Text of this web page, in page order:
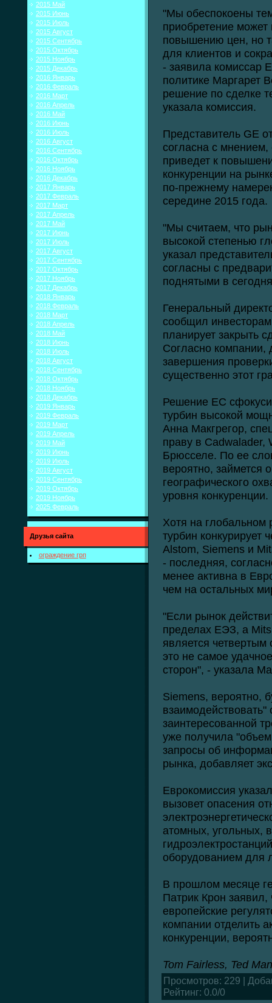
2015 Май
2015 Июнь
2015 Июль
2015 Август
2015 Сентябрь
2015 Октябрь
2015 Ноябрь
2015 Декабрь
2016 Январь
2016 Февраль
2016 Март
2016 Апрель
2016 Май
2016 Июнь
2016 Июль
2016 Август
2016 Сентябрь
2016 Октябрь
2016 Ноябрь
2016 Декабрь
2017 Январь
2017 Февраль
2017 Март
2017 Апрель
2017 Май
2017 Июнь
2017 Июль
2017 Август
2017 Сентябрь
2017 Октябрь
2017 Ноябрь
2017 Декабрь
2018 Январь
2018 Февраль
2018 Март
2018 Апрель
2018 Май
2018 Июнь
2018 Июль
2018 Август
2018 Сентябрь
2018 Октябрь
2018 Ноябрь
2018 Декабрь
2019 Январь
2019 Февраль
2019 Март
2019 Апрель
2019 Май
2019 Июнь
2019 Июль
2019 Август
2019 Сентябрь
2019 Октябрь
2019 Ноябрь
2025 Февраль
Друзья сайта
ограждение грп
"Мы обеспокоены
приобретение может
повышению цен, но
для клиентов и
- заявила комиссар
политике Маргарет
решение по сделке
указала комиссия.
Представитель GE
согласна с мнением,
приведет к
конкуренции на
по-прежнему
середине 2015 года.
"Мы считаем, что
высокой степенью
указал
согласны с
поднятыми в
Генеральный
сообщил
планирует закрыть
Согласно
завершения
существенно этот
Решение ЕС
турбин высокой
Анна Макгрегор,
праву в Cadwalader,
Брюсселе. По ее
вероятно, займется
географического
уровня конкуренции.
Хотя на
турбин конкурирует
Alstom, Siemens и
- последняя,
менее активна в
чем на остальных
"Если рынок
пределах ЕЭЗ, а
является
это не самое
сторон", - указала
Siemens, вероятно,
заинтересованной
уже получила
запросы об
рынка, добавляет
Еврокомиссия
вызовет опасения
атомных, угольных,
оборудованием для
В прошлом месяце
Патрик Крон заявил,
европейские
компании отделить
конкуренции,
Tom Fairless, Ted
Просмотров: 229 |
Рейтинг: 0.0/0